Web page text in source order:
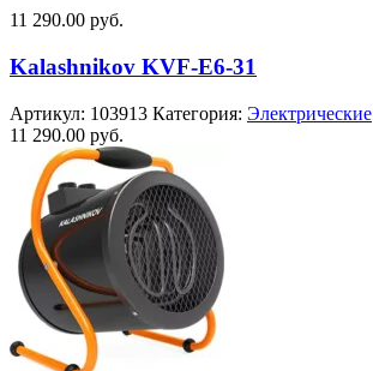
11 290.00 руб.
Kalashnikov KVF-E6-31
Артикул: 103913 Категория: Электрические
11 290.00 руб.